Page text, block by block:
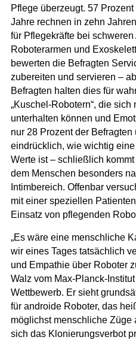
Pflege überzeugt. 57
Jahre rechnen in zehn
für Pflegekräfte bei
Roboterarmen und
bewerten die Befragten
zubereiten und servieren –
Befragten halten dies für
„Kuschel-Robotern“, die
unterhalten können und
nur 28 Prozent der
eindrücklich, wie wichtig
Werte ist – schließlich
dem Menschen besonders
Intimbereich. Offenbar
mit einer speziellen
Einsatz von pflegenden
„Es wäre eine menschliche
wir eines Tages tatsächlich
und Empathie über Roboter
Walz vom Max-Planck-
Wettbewerb. Er sieht
für androide Roboter, das
möglichst menschliche
sich das Klonierungsverbot